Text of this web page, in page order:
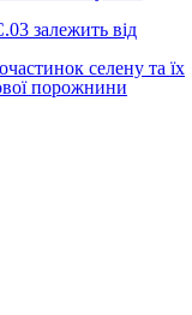
залежить від
селену та їх
порожнини